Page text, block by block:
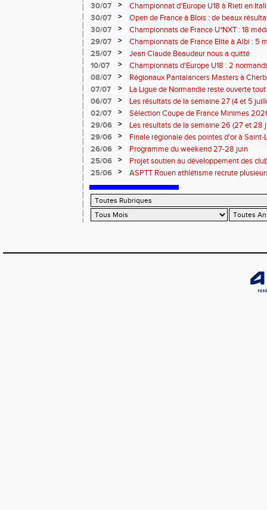
Eugene !
30/07 >
Championnat d'Europe U18 à Rieti en
normands
30/07 >
Open de France à Blois : de beaux
30/07
>
Championnats de France U*NXT : 18
29/07
>
Championnats de France Elite à Albi : 5
titres !
25/07 >
Jean Claude Beaudeur nous a quitté
10/07
>
Championnats d'Europe U18 : 2
08/07
>
Régionaux Pantalancers Masters à
07/07
>
La Ligue de Normandie reste ouverte tout
06/07
>
Les résultats de la semaine 27 (4 et 5
02/07
>
Sélection Coupe de France Minimes
29/06
>
Les résultats de la semaine 26 (27 et 28
29/06
>
Finale régionale des pointes d'or à
informations
26/06 >
Programme du weekend 27-28 juin
25/06
>
Projet soutien au développement des
25/06
> ASPTT Rouen athlétisme recrute